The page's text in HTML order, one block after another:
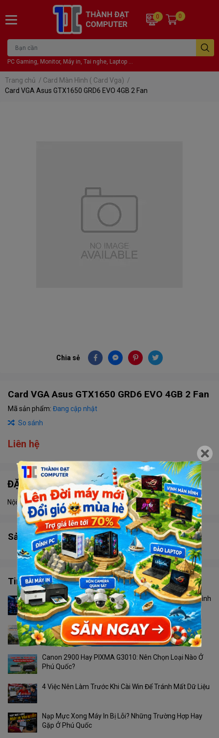
PC Gaming, Monitor, Máy in, Tai nghe, Laptop ...
0 0
Trang chủ / Card Màn Hình ( Card Vga) /
Card VGA Asus GTX1650 GRD6 EVO 4GB 2 Fan
Chia sẻ
Card VGA Asus GTX1650 GRD6 EVO 4GB 2 Fan
Mã sản phẩm: Đang cập nhật
So sánh
Liên hệ
ĐẶC ĐIỂM NỔI BẬT
Nội dung đang được cập nhật
Sản phẩm tương tự
Tin tức công nghệ
Màn Hình 24 Inch Hay 27 Inch? Không Phải Cứ Màn Hình
To Hơn Là Tốt Hơn
Camera Ngoài Trời Nào Phù Hợp Với Thời Tiết Phú
Quốc?
Canon 2900 Hay PIXMA G3010: Nên Chọn Loại Nào Ở
Phú Quốc?
4 Việc Nên Làm Trước Khi Cài Win Để Tránh Mất Dữ Liệu
Nạp Mực Xong Máy In Bị Lỗi? Những Trường Hợp Hay
Gặp Ở Phú Quốc